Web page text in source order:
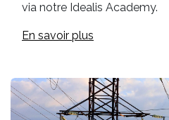
via notre Idealis Academy.
En savoir plus